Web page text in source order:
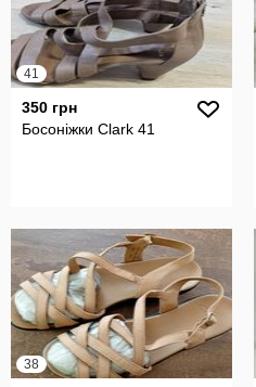
41
350 грн
Босоніжки Clark 41
38